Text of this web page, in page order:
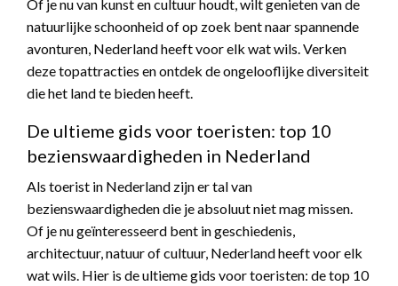
Of je nu van kunst en cultuur houdt, wilt genieten van de
natuurlijke schoonheid of op zoek bent naar spannende
avonturen, Nederland heeft voor elk wat wils. Verken
deze topattracties en ontdek de ongelooflijke diversiteit
die het land te bieden heeft.
De ultieme gids voor toeristen: top 10
bezienswaardigheden in Nederland
Als toerist in Nederland zijn er tal van
bezienswaardigheden die je absoluut niet mag missen.
Of je nu geïnteresseerd bent in geschiedenis,
architectuur, natuur of cultuur, Nederland heeft voor elk
wat wils. Hier is de ultieme gids voor toeristen: de top 10